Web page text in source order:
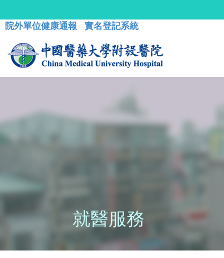
院外單位健康通報 實名登記系統
就醫服務